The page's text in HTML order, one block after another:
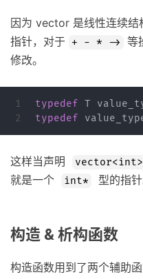
因为 vector 是线性连续结
指针，对于 + - * ->
等
修改。
1
typedef T
typedef
这样当声明
就是一个 int* 型的指针
构造 & 析构函数
构造函数用到了两个辅助函